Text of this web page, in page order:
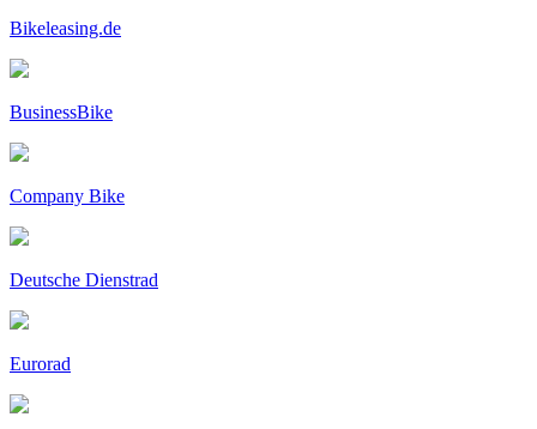
Bikeleasing.de
BusinessBike
Company Bike
Deutsche Dienstrad
Eurorad